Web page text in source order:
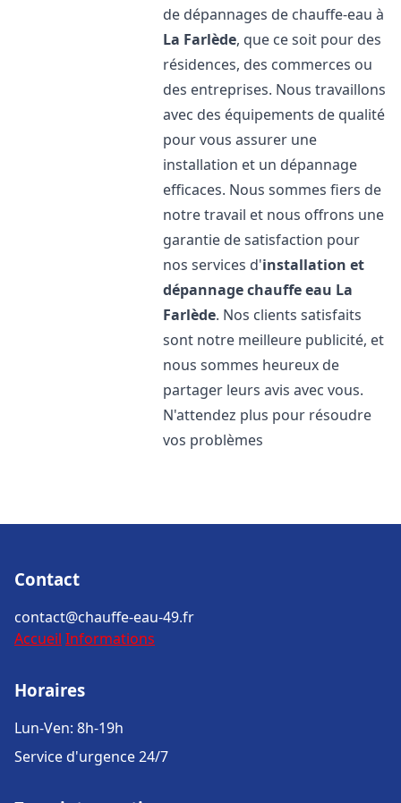
de dépannages de chauffe-eau à
La Farlède, que ce soit pour des
résidences, des commerces ou
des entreprises. Nous travaillons
avec des équipements de qualité
pour vous assurer une
installation et un dépannage
efficaces. Nous sommes fiers de
notre travail et nous offrons une
garantie de satisfaction pour
nos services d'installation et
dépannage chauffe eau La
Farlède. Nos clients satisfaits
sont notre meilleure publicité, et
nous sommes heureux de
partager leurs avis avec vous.
N'attendez plus pour résoudre
vos problèmes
Contact
contact@chauffe-eau-49.fr
Accueil Informations
Horaires
Lun-Ven: 8h-19h
Service d'urgence 24/7